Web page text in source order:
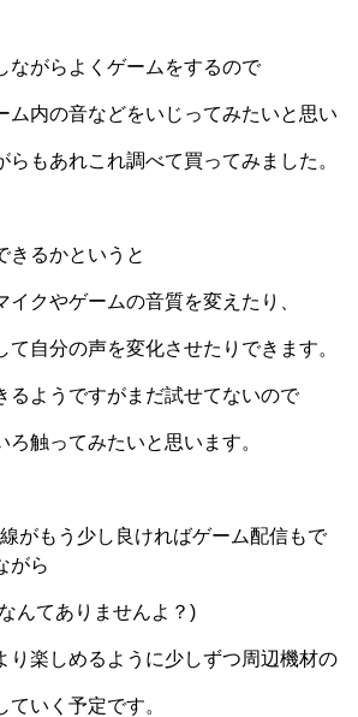
ながらよくゲームをするので
ム内の音などをいじってみたいと思い
らもあれこれ調べて買ってみました。
きるかというと
イクやゲームの音質を変えたり、
て自分の声を変化させたりできます。
るようですがまだ試せてないので
ろ触ってみたいと思います。
がもう少し良ければゲーム配信もで
がら
んてありませんよ？)
り楽しめるように少しずつ周辺機材の
いく予定です。